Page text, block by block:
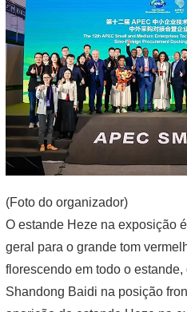
(Foto do organizador)
O estande Heze na exposição
geral para o grande tom
florescendo em todo o
Shandong Baidi na posição